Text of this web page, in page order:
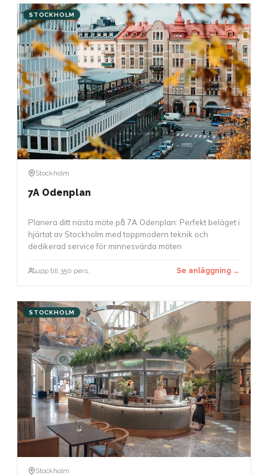
STOCKHOLM
Stockholm
7A Odenplan
Planera ditt nästa möte på 7A Odenplan: Perfekt beläget i
hjärtat av Stockholm med toppmodern teknik och
dedikerad service för minnesvärda möten
upp till 350 pers. Se anläggning →
STOCKHOLM
Stockholm